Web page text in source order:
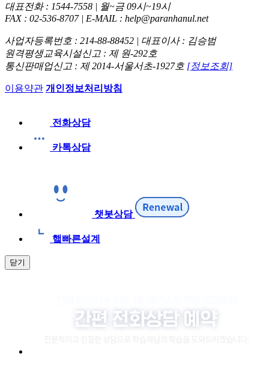
대표전화 : 1544-7558 | 월~금 09시~19시
FAX : 02-536-8707 | E-MAIL : help@paranhanul.net
사업자등록번호 : 214-88-88452 | 대표이사 : 김승범
원격평생교육시설신고 : 제 원-292호
통신판매업신고 : 제 2014-서울서초-1927호 [정보조회]
이용약관 개인정보처리방침
전화상담
카톡상담
챗봇상담
햌빠른설계
닫기